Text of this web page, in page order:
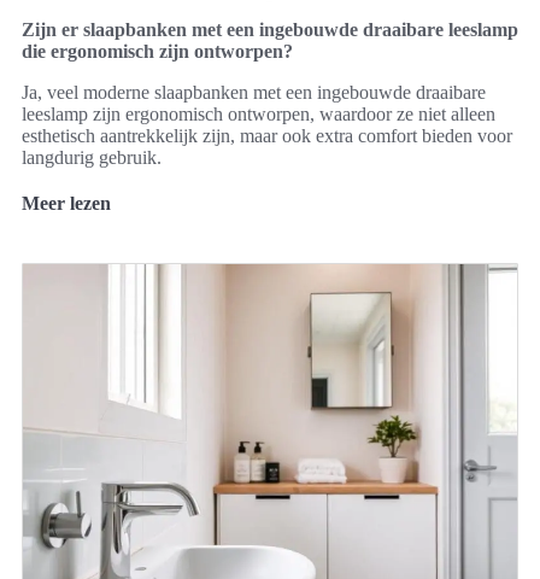
Zijn er slaapbanken met een ingebouwde draaibare leeslamp
die ergonomisch zijn ontworpen?
Ja, veel moderne slaapbanken met een ingebouwde draaibare
leeslamp zijn ergonomisch ontworpen, waardoor ze niet alleen
esthetisch aantrekkelijk zijn, maar ook extra comfort bieden voor
langdurig gebruik.
Meer lezen